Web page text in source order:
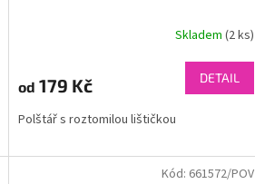
Skladem (2 ks)
od 179 Kč DETAIL
Polštář s roztomilou lištičkou
Kód: 661572/POV